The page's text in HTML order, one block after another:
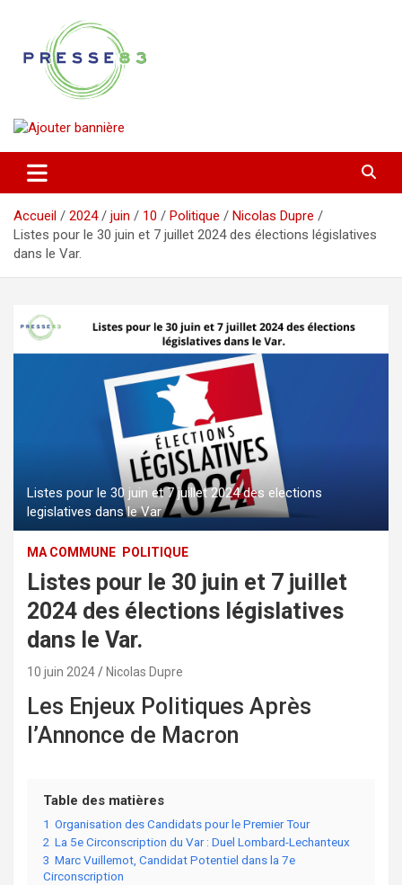
contenu
Presse 83
Accueil 2024 juin 10 Politique
Nicolas Dupre
Listes pour le 30 juin et 7 juillet 2024 des élections législatives
dans le Var.
Listes pour le 30 juin et 7 juillet 2024 des elections
legislatives dans le Var
MA COMMUNE POLITIQUE
Listes pour le 30 juin et 7 juillet
2024 des élections législatives
dans le Var.
10 juin 2024 Nicolas Dupre
Les Enjeux Politiques Après
l’Annonce de Macron
Table des matières
1 Organisation des Candidats pour le Premier Tour
2 La 5e Circonscription du Var : Duel Lombard-Lechanteux
3 Marc Vuillemot, Candidat Potentiel dans la 7e
Circonscription